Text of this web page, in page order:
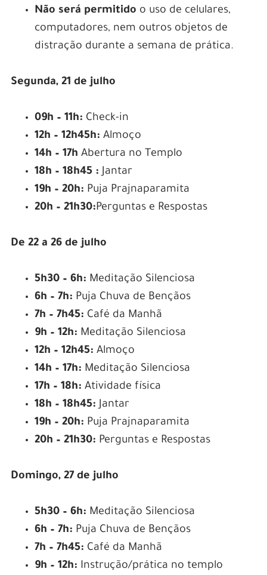
Não será permitido o uso de celulares,
computadores, nem outros objetos de
distração durante a semana de prática.
Segunda, 21 de julho
09h – 11h: Check-in
12h – 12h45h: Almoço
14h – 17h Abertura no Templo
18h – 18h45 : Jantar
19h – 20h: Puja Prajnaparamita
20h – 21h30:Perguntas e Respostas
De 22 a 26 de julho
5h30 – 6h: Meditação Silenciosa
6h – 7h: Puja Chuva de Bençãos
7h – 7h45: Café da Manhã
9h – 12h: Meditação Silenciosa
12h – 12h45: Almoço
14h – 17h: Meditação Silenciosa
17h – 18h: Atividade física
18h – 18h45: Jantar
19h – 20h: Puja Prajnaparamita
20h – 21h30: Perguntas e Respostas
Domingo, 27 de julho
5h30 – 6h: Meditação Silenciosa
6h – 7h: Puja Chuva de Bençãos
7h – 7h45: Café da Manhã
9h – 12h: Instrução/prática no templo